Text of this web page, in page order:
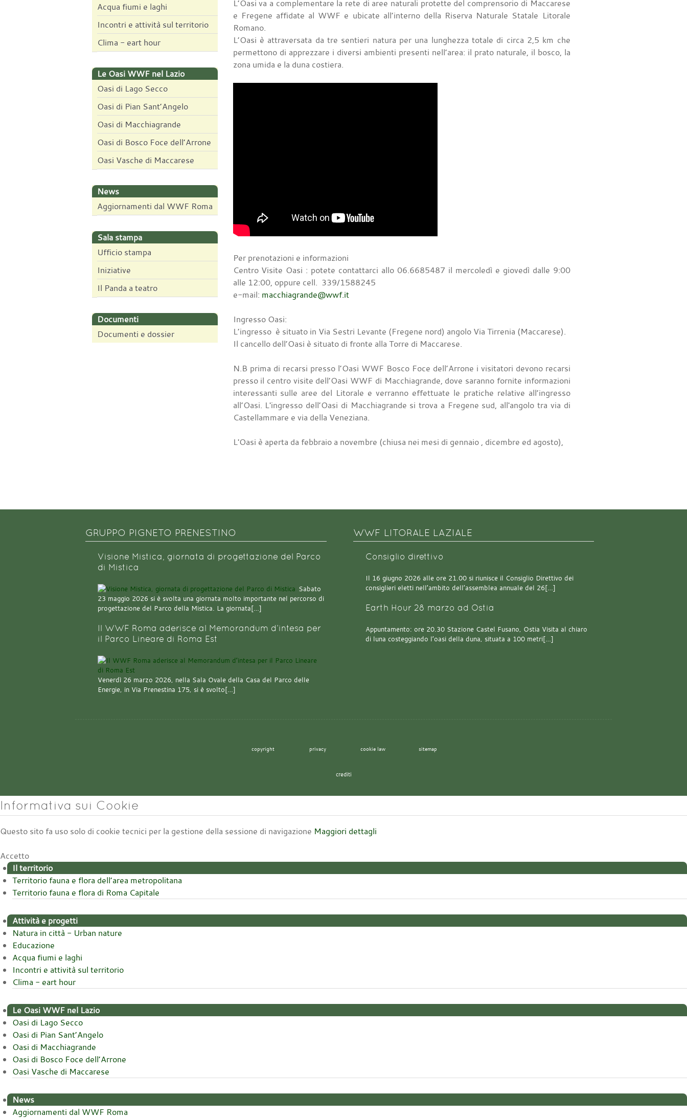
Acqua fiumi e laghi
Incontri e attività sul territorio
Clima - eart hour
Le Oasi WWF nel Lazio
Oasi di Lago Secco
Oasi di Pian Sant’Angelo
Oasi di Macchiagrande
Oasi di Bosco Foce dell’Arrone
Oasi Vasche di Maccarese
News
Aggiornamenti dal WWF Roma
Sala stampa
Ufficio stampa
Iniziative
Il Panda a teatro
Documenti
Documenti e dossier
L’Oasi va a complementare la rete di aree naturali protette del comprensorio di Maccarese
e Fregene affidate al WWF e ubicate all’interno della Riserva Naturale Statale Litorale
Romano.
L’Oasi è attraversata da tre sentieri natura per una lunghezza totale di circa 2,5 km che
permettono di apprezzare i diversi ambienti presenti nell’area: il prato naturale, il bosco, la
zona umida e la duna costiera.
Per prenotazioni e informazioni
Centro Visite Oasi : potete contattarci allo 06.6685487 il mercoledì e giovedì dalle 9:00
alle 12:00, oppure cell. 339/1588245
e-mail: macchiagrande@wwf.it
Ingresso Oasi:
L’ingresso è situato in Via Sestri Levante (Fregene nord) angolo Via Tirrenia (Maccarese).
Il cancello dell’Oasi è situato di fronte alla Torre di Maccarese.
N.B prima di recarsi presso l’Oasi WWF Bosco Foce dell’Arrone i visitatori devono recarsi
presso il centro visite dell’Oasi WWF di Macchiagrande, dove saranno fornite informazioni
interessanti sulle aree del Litorale e verranno effettuate le pratiche relative all’ingresso
all’Oasi. L'ingresso dell’Oasi di Macchiagrande si trova a Fregene sud, all'angolo tra via di
Castellammare e via della Veneziana.
L'Oasi è aperta da febbraio a novembre (chiusa nei mesi di gennaio , dicembre ed agosto),
GRUPPO PIGNETO PRENESTINO
Visione Mistica, giornata di progettazione del Parco
di Mistica
Sabato
23 maggio 2026 si è svolta una giornata molto importante nel percorso di
progettazione del Parco della Mistica. La giornata[…]
Il WWF Roma aderisce al Memorandum d’intesa per
il Parco Lineare di Roma Est
Venerdì 26 marzo 2026, nella Sala Ovale della Casa del Parco delle
Energie, in Via Prenestina 175, si è svolto[…]
WWF LITORALE LAZIALE
Consiglio direttivo
Il 16 giugno 2026 alle ore 21.00 si riunisce il Consiglio Direttivo dei
consiglieri eletti nell’ambito dell’assemblea annuale del 26[…]
Earth Hour 28 marzo ad Ostia
Appuntamento: ore 20.30 Stazione Castel Fusano, Ostia Visita al chiaro
di luna costeggiando l’oasi della duna, situata a 100 metri[…]
copyright privacy cookie law sitemap
crediti
Informativa sui Cookie
Questo sito fa uso solo di cookie tecnici per la gestione della sessione di navigazione Maggiori dettagli
Accetto
Il territorio
Territorio fauna e flora dell’area metropolitana
Territorio fauna e flora di Roma Capitale
Attività e progetti
Natura in città - Urban nature
Educazione
Acqua fiumi e laghi
Incontri e attività sul territorio
Clima - eart hour
Le Oasi WWF nel Lazio
Oasi di Lago Secco
Oasi di Pian Sant’Angelo
Oasi di Macchiagrande
Oasi di Bosco Foce dell’Arrone
Oasi Vasche di Maccarese
News
Aggiornamenti dal WWF Roma